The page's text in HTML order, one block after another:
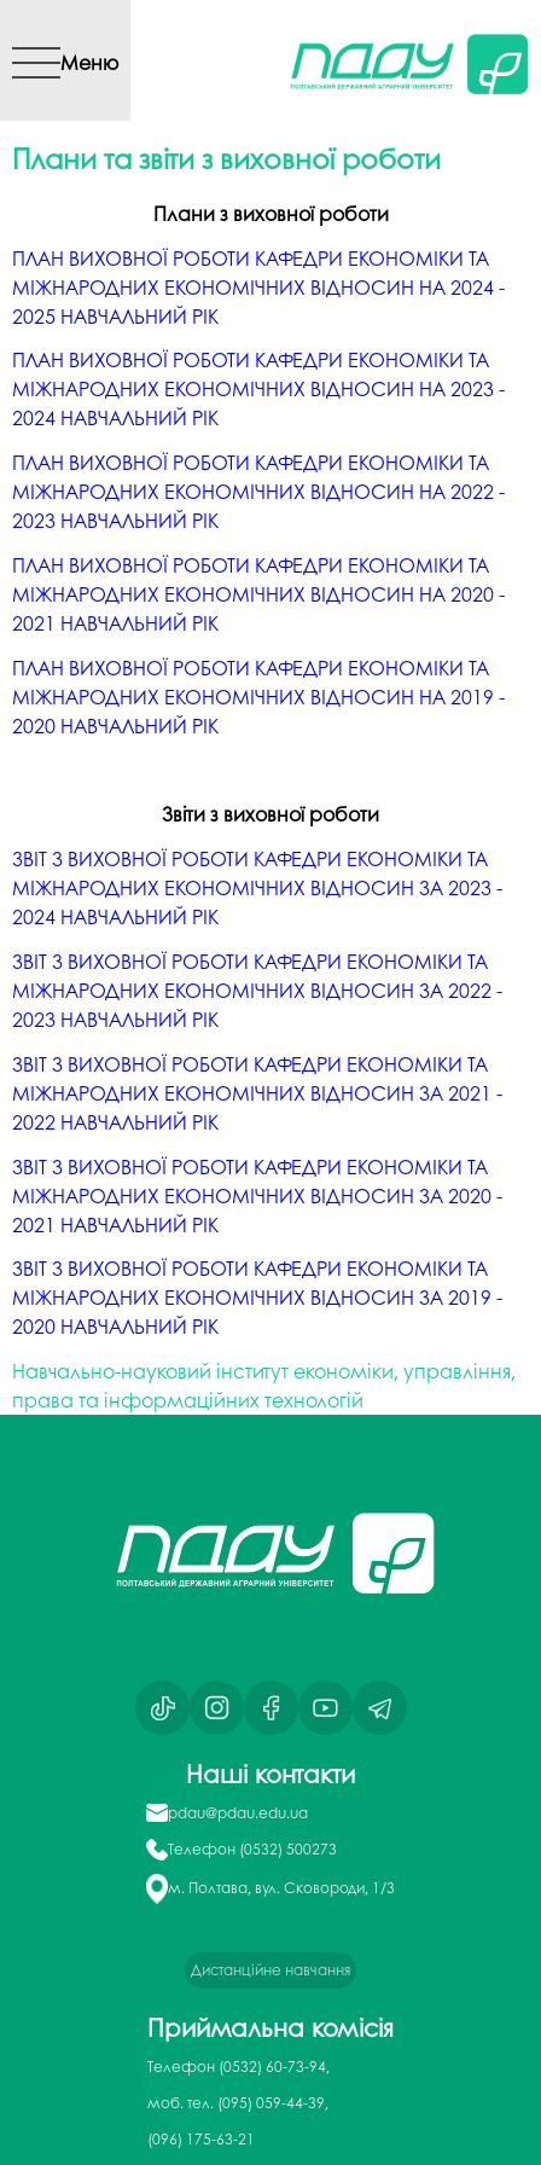
вмісту
Меню
Плани та звіти з виховної роботи
Плани з виховної роботи
ПЛАН ВИХОВНОЇ РОБОТИ КАФЕДРИ ЕКОНОМІКИ ТА
МІЖНАРОДНИХ ЕКОНОМІЧНИХ ВІДНОСИН НА 2024 -
2025 НАВЧАЛЬНИЙ РІК
ПЛАН ВИХОВНОЇ РОБОТИ КАФЕДРИ ЕКОНОМІКИ ТА
МІЖНАРОДНИХ ЕКОНОМІЧНИХ ВІДНОСИН НА 2023 -
2024 НАВЧАЛЬНИЙ РІК
ПЛАН ВИХОВНОЇ РОБОТИ КАФЕДРИ ЕКОНОМІКИ ТА
МІЖНАРОДНИХ ЕКОНОМІЧНИХ ВІДНОСИН НА 2022 -
2023 НАВЧАЛЬНИЙ РІК
ПЛАН ВИХОВНОЇ РОБОТИ КАФЕДРИ ЕКОНОМІКИ ТА
МІЖНАРОДНИХ ЕКОНОМІЧНИХ ВІДНОСИН НА 2020 -
2021 НАВЧАЛЬНИЙ РІК
ПЛАН ВИХОВНОЇ РОБОТИ КАФЕДРИ ЕКОНОМІКИ ТА
МІЖНАРОДНИХ ЕКОНОМІЧНИХ ВІДНОСИН НА 2019 -
2020 НАВЧАЛЬНИЙ РІК
Звіти з виховної роботи
ЗВІТ З ВИХОВНОЇ РОБОТИ КАФЕДРИ ЕКОНОМІКИ ТА
МІЖНАРОДНИХ ЕКОНОМІЧНИХ ВІДНОСИН ЗА 2023 -
2024 НАВЧАЛЬНИЙ РІК
ЗВІТ З ВИХОВНОЇ РОБОТИ КАФЕДРИ ЕКОНОМІКИ ТА
МІЖНАРОДНИХ ЕКОНОМІЧНИХ ВІДНОСИН ЗА 2022 -
2023 НАВЧАЛЬНИЙ РІК
ЗВІТ З ВИХОВНОЇ РОБОТИ КАФЕДРИ ЕКОНОМІКИ ТА
МІЖНАРОДНИХ ЕКОНОМІЧНИХ ВІДНОСИН ЗА 2021 -
2022 НАВЧАЛЬНИЙ РІК
ЗВІТ З ВИХОВНОЇ РОБОТИ КАФЕДРИ ЕКОНОМІКИ ТА
МІЖНАРОДНИХ ЕКОНОМІЧНИХ ВІДНОСИН ЗА 2020 -
2021 НАВЧАЛЬНИЙ РІК
ЗВІТ З ВИХОВНОЇ РОБОТИ КАФЕДРИ ЕКОНОМІКИ ТА
МІЖНАРОДНИХ ЕКОНОМІЧНИХ ВІДНОСИН ЗА 2019 -
2020 НАВЧАЛЬНИЙ РІК
Навчально-науковий інститут економіки, управління,
права та інформаційних технологій
Наші контакти
pdau@pdau.edu.ua
Телефон (0532) 500273
м. Полтава, вул. Сковороди, 1/3
Дистанційне навчання
Приймальна комісія
Телефон (0532) 60-73-94,
моб. тел. (095) 059-44-39,
(096) 175-63-21